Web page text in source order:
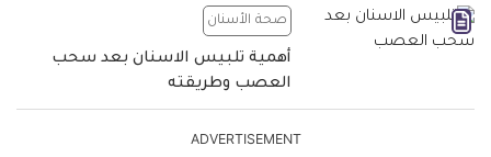
صحة الأسنان
أهمية تلبيس الاسنان بعد سحب
العصب وطريقته
ADVERTISEMENT